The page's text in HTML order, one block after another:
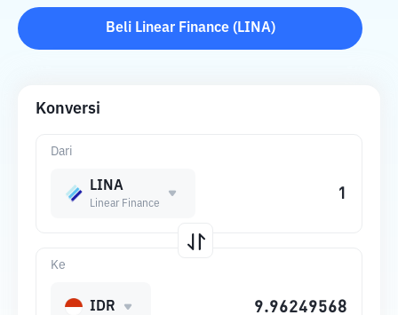
Beli Linear Finance( LINA)
Konversi
Dari
LINA
Linear Finance
Ke
IDR